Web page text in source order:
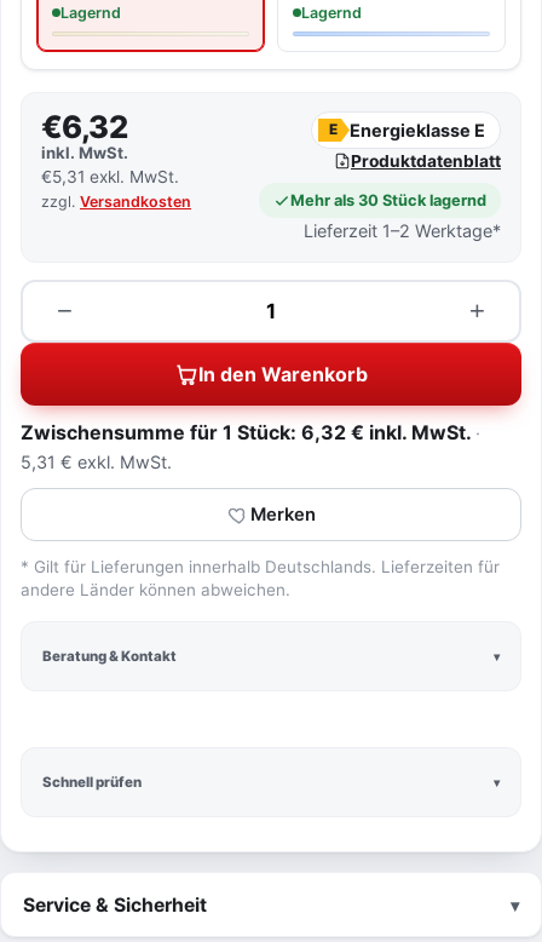
Lagernd
Lagernd
Schnell prüfen
€6,32
inkl. MwSt.
€5,31 exkl. MwSt.
zzgl. Versandkosten
E Energieklasse E
Produktdatenblatt
Mehr als 30 Stück lagernd
Lieferzeit 1–2 Werktage*
−
Menge +
In den Warenkorb
Zwischensumme für 1 Stück: 6,32 € inkl. MwSt.
5,31 € exkl. MwSt.
Merken
* Gilt für Lieferungen innerhalb Deutschlands. Lieferzeiten für
andere Länder können abweichen.
Beratung & Kontakt
Service & Sicherheit